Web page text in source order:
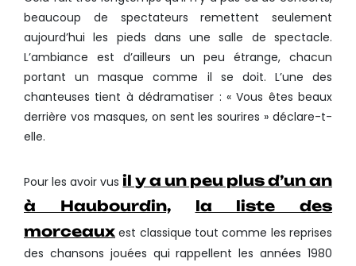
beaucoup de spectateurs remettent seulement
aujourd’hui les pieds dans une salle de spectacle.
L’ambiance est d’ailleurs un peu étrange, chacun
portant un masque comme il se doit. L’une des
chanteuses tient à dédramatiser : « Vous êtes beaux
derrière vos masques, on sent les sourires » déclare-t-
elle.
Pour les avoir vusil y a un peu plus d’un an
à Haubourdin,
la liste des
morceaux est classique tout comme les reprises
des chansons jouées qui rappellent les années 1980